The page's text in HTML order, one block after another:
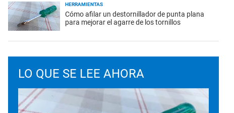
HERRAMIENTAS
Cómo afilar un destornillador de punta plana
para mejorar el agarre de los tornillos
LO QUE SE LEE AHORA